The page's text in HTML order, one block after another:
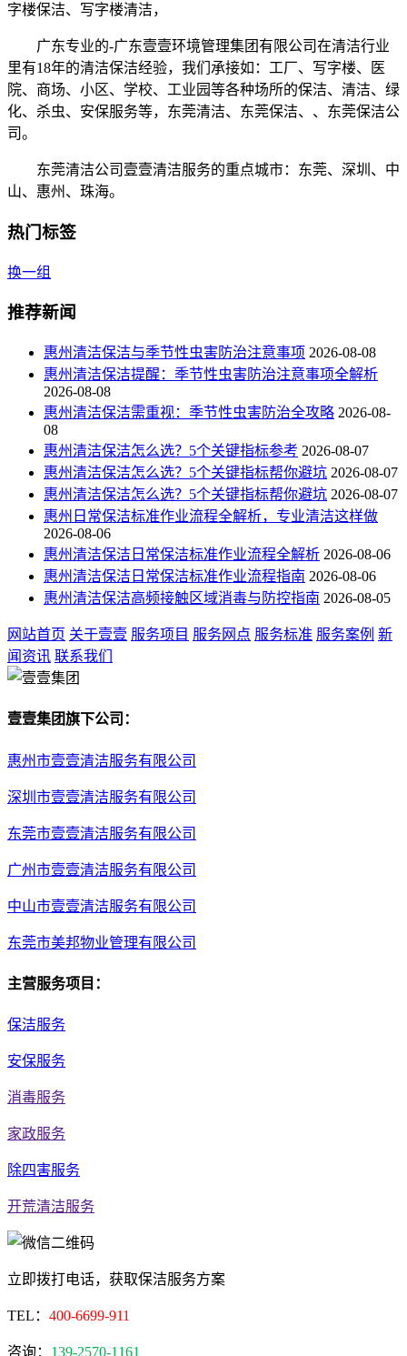
字楼保洁、写字楼清洁，
广东专业的-广东壹壹环境管理集团有限公司在清洁行业
里有18年的清洁保洁经验，我们承接如：工厂、写字楼、医
院、商场、小区、学校、工业园等各种场所的保洁、清洁、绿
化、杀虫、安保服务等，东莞清洁、东莞保洁、、东莞保洁公
司。
东莞清洁公司壹壹清洁服务的重点城市：东莞、深圳、中
山、惠州、珠海。
热门标签
换一组
推荐新闻
惠州清洁保洁与季节性虫害防治注意事项 2026-08-08
惠州清洁保洁提醒：季节性虫害防治注意事项全解析
2026-08-08
惠州清洁保洁需重视：季节性虫害防治全攻略 2026-08-
08
惠州清洁保洁怎么选？5个关键指标参考 2026-08-07
惠州清洁保洁怎么选？5个关键指标帮你避坑 2026-08-07
惠州清洁保洁怎么选？5个关键指标帮你避坑 2026-08-07
惠州日常保洁标准作业流程全解析，专业清洁这样做
2026-08-06
惠州清洁保洁日常保洁标准作业流程全解析 2026-08-06
惠州清洁保洁日常保洁标准作业流程指南 2026-08-06
惠州清洁保洁高频接触区域消毒与防控指南 2026-08-05
网站首页 关于壹壹 服务项目 服务网点 服务标准 服务案例 新
闻资讯 联系我们
壹壹集团旗下公司：
惠州市壹壹清洁服务有限公司
深圳市壹壹清洁服务有限公司
东莞市壹壹清洁服务有限公司
广州市壹壹清洁服务有限公司
中山市壹壹清洁服务有限公司
东莞市美邦物业管理有限公司
主营服务项目：
保洁服务
安保服务
消毒服务
家政服务
除四害服务
开荒清洁服务
立即拨打电话，获取保洁服务方案
TEL： 400-6699-911
咨询： 139-2570-1161